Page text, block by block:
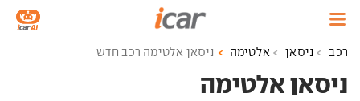
רכב ניסאן אלטימה ניסאן אלטימה רכב חדש
ניסאן אלטימה ‏